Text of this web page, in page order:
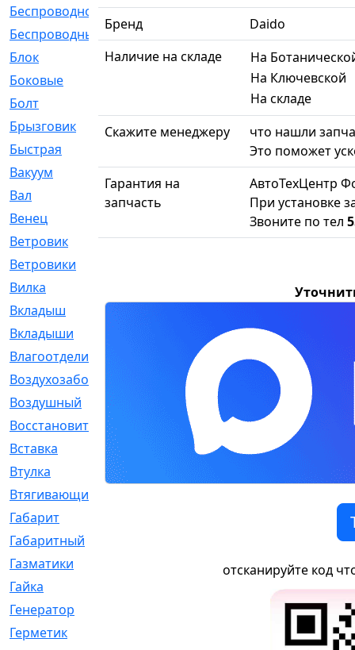
Беспроводное
[2]
Беспроводные
Блок
[81]
Боковые
Болт
Брызговик
[77]
Быстрая
Вакуум
[23]
Вал
[194]
Венец
Ветровик
[132]
Ветровики
Вилка
Вкладыш
Вкладыши
Влагоотделитель
Воздухозаборник
Воздушный
Восстановительный
Вставка
Втулка
Втягивающий
Габарит
Габаритный
Газматики
Гайка
Генератор
Герметик
Бренд
Daido
Наличие на складе
На
На Ключевской
На складе
Скажите менеджеру
что нашли
Это поможет
Гарантия на
запчасть
АвтоТехЦентр
При установке
Звоните по тел
отсканируйте код